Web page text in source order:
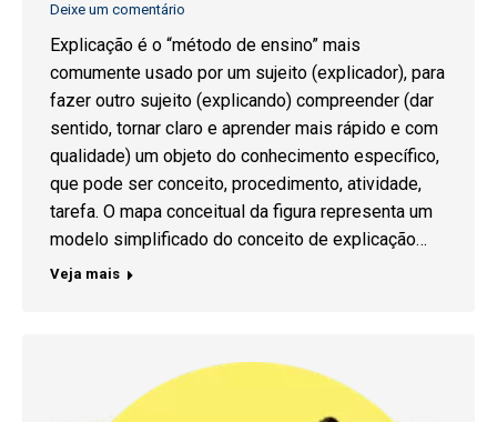
Deixe um comentário
Explicação é o “método de ensino” mais
comumente usado por um sujeito (explicador), para
fazer outro sujeito (explicando) compreender (dar
sentido, tornar claro e aprender mais rápido e com
qualidade) um objeto do conhecimento específico,
que pode ser conceito, procedimento, atividade,
tarefa. O mapa conceitual da figura representa um
modelo simplificado do conceito de explicação…
Veja mais